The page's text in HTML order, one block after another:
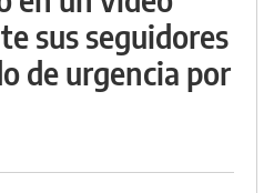
sus seguidores
de urgencia por